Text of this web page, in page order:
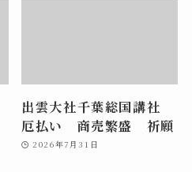
出雲大社千葉総国講社
厄払い 商売繁盛 祈願
2026年7月31日